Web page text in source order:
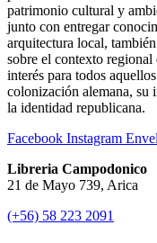
patrimonio cultural y
junto con entregar
arquitectura local,
sobre el contexto regional
interés para todos
colonización alemana, su
la identidad republicana.
Facebook Instagram
Libreria Campodonico
21 de Mayo 739, Arica
(+56) 58 223 2091